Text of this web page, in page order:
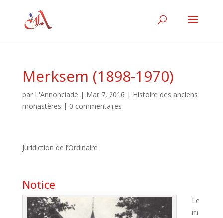
Merksem (1898-1970)
par L'Annonciade | Mar 7, 2016 | Histoire des anciens
monastères | 0 commentaires
Juridiction de l’Ordinaire
Notice
Le
m